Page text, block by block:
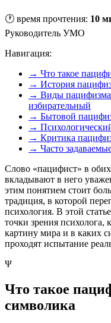
🕐 время прочтения: 10
Руководитель УМО
Навигация:
→ Что такое
→ История
→ Виды
избирательный
→ Бытовой
→
→ Критика
→ Часто
Слово «пацифист» в
вкладывают в него
этим понятием стоит
традиция, в которой
психология. В этой
точки зрения психолога,
картину мира и в каких
проходят испытание
Ψ
Что такое
символика